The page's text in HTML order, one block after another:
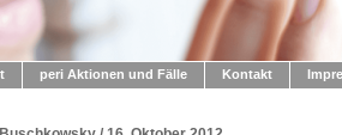
peri Aktionen und Fälle Kontakt